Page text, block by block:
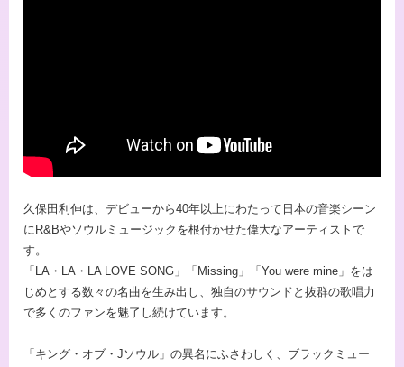
久保田利伸は、デビューから40年以上にわたって日本の音楽シーン
にR&Bやソウルミュージックを根付かせた偉大なアーティストで
す。
「LA・LA・LA LOVE SONG」「Missing」「You were mine」をは
じめとする数々の名曲を生み出し、独自のサウンドと抜群の歌唱力
で多くのファンを魅了し続けています。
「キング・オブ・Jソウル」の異名にふさわしく、ブラックミュー